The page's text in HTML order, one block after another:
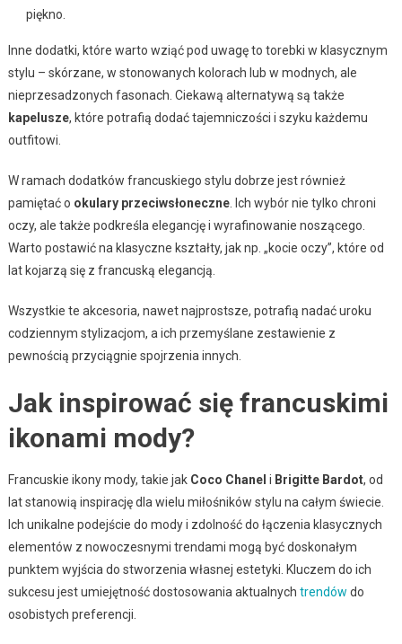
piękno.
Inne dodatki, które warto wziąć pod uwagę to torebki w klasycznym
stylu – skórzane, w stonowanych kolorach lub w modnych, ale
nieprzesadzonych fasonach. Ciekawą alternatywą są także
kapelusze, które potrafią dodać tajemniczości i szyku każdemu
outfitowi.
W ramach dodatków francuskiego stylu dobrze jest również
pamiętać o okulary przeciwsłoneczne. Ich wybór nie tylko chroni
oczy, ale także podkreśla elegancję i wyrafinowanie noszącego.
Warto postawić na klasyczne kształty, jak np. „kocie oczy”, które od
lat kojarzą się z francuską elegancją.
Wszystkie te akcesoria, nawet najprostsze, potrafią nadać uroku
codziennym stylizacjom, a ich przemyślane zestawienie z
pewnością przyciągnie spojrzenia innych.
Jak inspirować się francuskimi
ikonami mody?
Francuskie ikony mody, takie jak Coco Chanel i Brigitte Bardot, od
lat stanowią inspirację dla wielu miłośników stylu na całym świecie.
Ich unikalne podejście do mody i zdolność do łączenia klasycznych
elementów z nowoczesnymi trendami mogą być doskonałym
punktem wyjścia do stworzenia własnej estetyki. Kluczem do ich
sukcesu jest umiejętność dostosowania aktualnych trendów do
osobistych preferencji.